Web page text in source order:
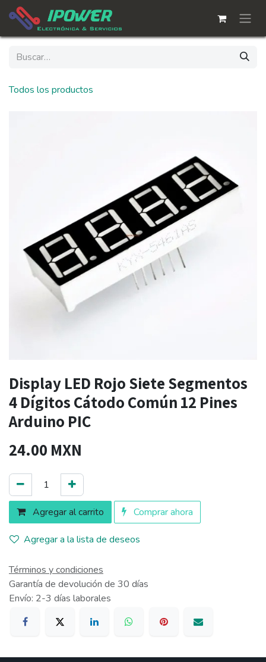
Ir al contenido
Todos los productos
Display LED Rojo Siete Segmentos
4 Dígitos Cátodo Común 12 Pines
Arduino PIC
24.00 MXN
Agregar al carrito Comprar ahora
Agregar a la lista de deseos
Términos y condiciones
Garantía de devolución de 30 días
Envío: 2-3 días laborales